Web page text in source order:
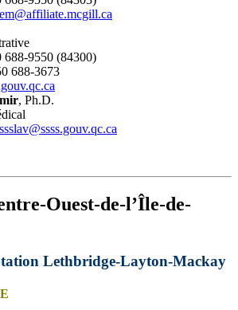
688-9550 (84300)
688-3673
, Ph.D.
Ouest-de-l’Île-de-
Lethbridge-Layton-Mackay